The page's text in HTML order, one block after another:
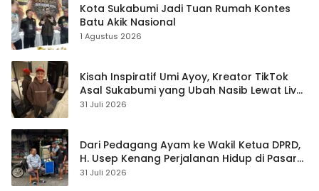
Kota Sukabumi Jadi Tuan Rumah Kontes
Batu Akik Nasional
1 Agustus 2026
Kisah Inspiratif Umi Ayoy, Kreator TikTok
Asal Sukabumi yang Ubah Nasib Lewat Live
Streaming
31 Juli 2026
Dari Pedagang Ayam ke Wakil Ketua DPRD,
H. Usep Kenang Perjalanan Hidup di Pasar
Cisaat
31 Juli 2026